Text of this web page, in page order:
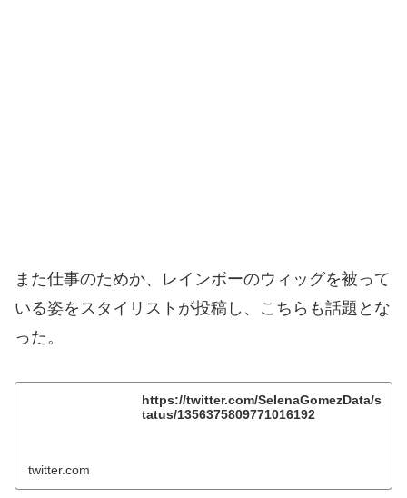
また仕事のためか、レインボーのウィッグを被って
いる姿をスタイリストが投稿し、こちらも話題とな
った。
https://twitter.com/SeIenaGomezData/s
tatus/1356375809771016192
twitter.com